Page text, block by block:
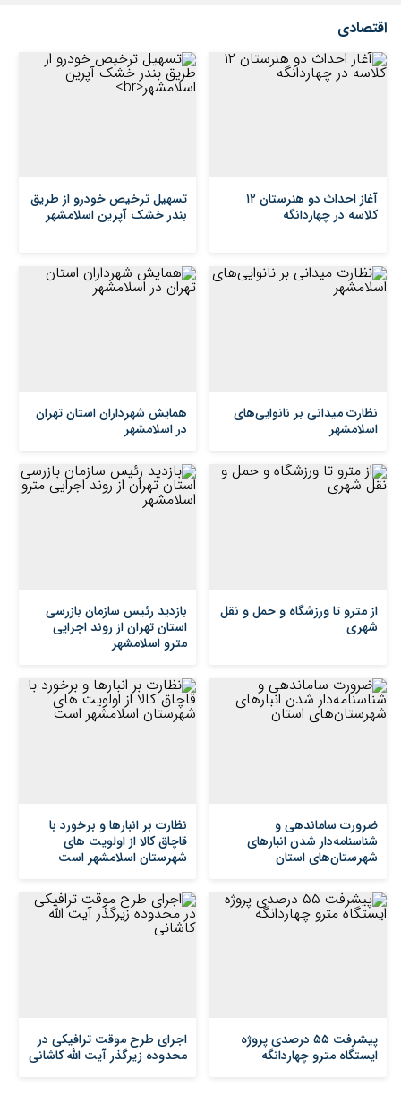
اقتصادی
آغاز احداث دو هنرستان ۱۲
کلاسه در چهاردانگه
تسهیل ترخیص خودرو از طریق
بندر خشک آپرین اسلامشهر
نظارت میدانی بر نانوایی‌های
اسلامشهر
همایش شهرداران استان تهران
در اسلامشهر
از مترو تا ورزشگاه و حمل‌ و نقل
شهری
بازدید رئیس سازمان بازرسی
استان تهران از روند اجرایی
مترو اسلامشهر
ضرورت ساماندهی و
شناسنامه‌دار شدن انبارهای
شهرستان‌های استان
نظارت بر انبارها و برخورد با
قاچاق کالا از اولویت های
شهرستان اسلامشهر است
پیشرفت ۵۵ درصدی پروژه
ایستگاه مترو چهاردانگه
اجرای طرح موقت ترافیکی در
محدوده زیرگذر آیت الله کاشانی